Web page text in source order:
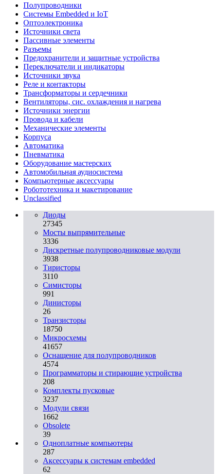
Полупроводники
Системы Embedded и IoT
Oптоэлектроника
Источники света
Пассивные элементы
Разъeмы
Предохранители и защитные устройства
Переключатели и индикаторы
Источники звука
Реле и контакторы
Трансформаторы и сердечники
Вентиляторы, сис. охлаждения и нагрева
Источники энергии
Провода и кабели
Механические элементы
Корпуса
Автоматика
Пневматика
Оборудование мастерских
Автомобильная аудиосистема
Компьютерные аксессуары
Робототехника и макетирование
Unclassified
Диоды
27345
Мосты выпрямительные
3336
Дискретные полупроводниковые модули
3938
Тиристоры
3110
Симисторы
991
Динисторы
26
Транзисторы
18750
Микросхемы
41657
Оснащение для полупроводников
4574
Программаторы и стирающие устройства
208
Комплекты пусковые
3237
Модули связи
1662
Obsolete
39
Одноплатные компьютеры
287
Аксессуары к системам embedded
62